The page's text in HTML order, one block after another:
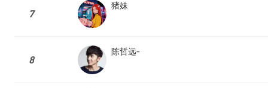
7
猪妹
8
陈哲远-